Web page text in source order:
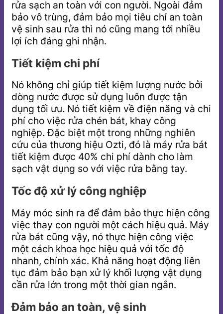
rửa sạch an toàn với con người. Ngoài đảm
bảo vô trùng, đảm bảo mọi tiêu chí an toàn
vệ sinh sau rửa thì nó cũng mang tới nhiều
lợi ích đáng ghi nhận.
Tiết kiệm chi phí
Nó không chỉ giúp tiết kiệm lượng nước bởi
dòng nước được sử dụng luôn được tận
dụng tối ưu. Nó tiết kiệm về điện năng và chi
phí cho việc rửa chén bát, khay công
nghiệp. Đặc biệt một trong những nghiên
cứu của thương hiệu Ozti, đó là máy rửa bát
tiết kiệm được 40% chi phí dành cho làm
sạch vật dụng so với việc rửa bằng tay.
Tốc độ xử lý công nghiệp
Máy móc sinh ra để đảm bảo thực hiện công
việc thay con người một cách hiệu quả. Máy
rửa bát cũng vậy, nó thực hiện công việc
một cách khoa học hiệu quả với tốc độ
nhanh, chính xác. Khả năng hoạt động liên
tục đảm bảo bạn xử lý khối lượng vật dụng
cần rửa lớn trong một thời gian ngắn.
Đảm bảo an toàn, vệ sinh